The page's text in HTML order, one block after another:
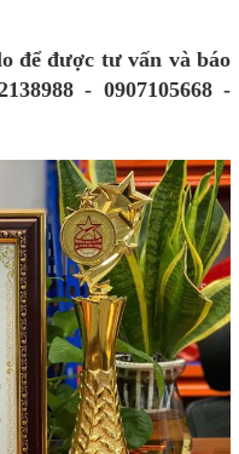
để được tư vấn và báo
- 0907105668 -